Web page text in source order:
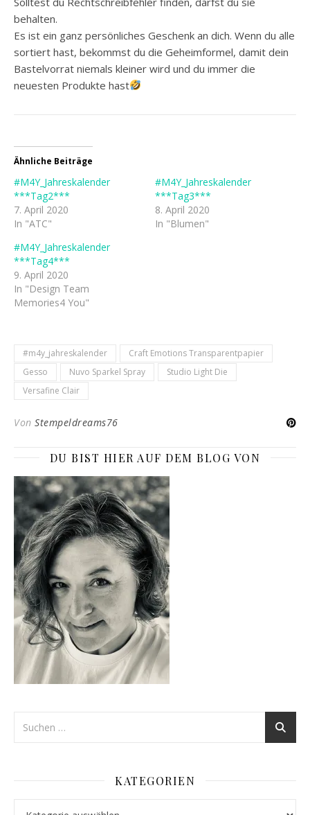
behalten.
Es ist ein ganz persönliches Geschenk an dich. Wenn du alle
sortiert hast, bekommst du die Geheimformel, damit dein
Bastelvorrat niemals kleiner wird und du immer die
neuesten Produkte hast
Ähnliche Beiträge
#M4Y_Jahreskalender
***Tag2***
7. April 2020
In "ATC"
#M4Y_Jahreskalender
***Tag3***
8. April 2020
In "Blumen"
#M4Y_Jahreskalender
***Tag4***
9. April 2020
In "Design Team
Memories4 You"
#m4y_jahreskalender
Craft Emotions Transparentpapier
Gesso
Nuvo Sparkel Spray
Studio Light Die
Versafine Clair
Von Stempeldreams76
DU BIST HIER AUF DEM BLOG VON
KATEGORIEN